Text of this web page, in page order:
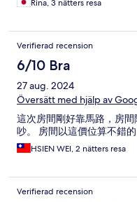
Rina, 3 nätters resa
Verifierad recension
6/10 Bra
27 aug. 2024
Översätt med hjälp av
這次房間剛好靠馬路，房
吵。 房間以這價位算不錯
HSIEN WEI, 2 nätters resa
Verifierad recension